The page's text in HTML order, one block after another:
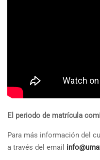
El periodo de matrícula
Para más información del
a través del email